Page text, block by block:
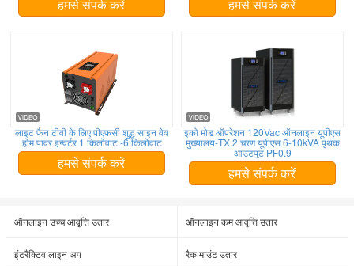
हमसे संपर्क करें
हमसे संपर्क करें
लाइट फैन टीवी के लिए पीएफसी शुद्ध साइन वेव
होम पावर इन्वर्टर 1 किलोवाट -6 किलोवाट
हमसे संपर्क करें
इको मोड ऑपरेशन 120Vac ऑनलाइन यूपीएस
मुख्यालय-TX 2 चरण यूपीएस 6-10kVA पृथक
आउटपुट PF0.9
हमसे संपर्क करें
ऑनलाइन उच्च आवृत्ति उतार ऑनलाइन कम आवृत्ति उतार
इंटरैक्टिव लाइन अप रैक माउंट उतार